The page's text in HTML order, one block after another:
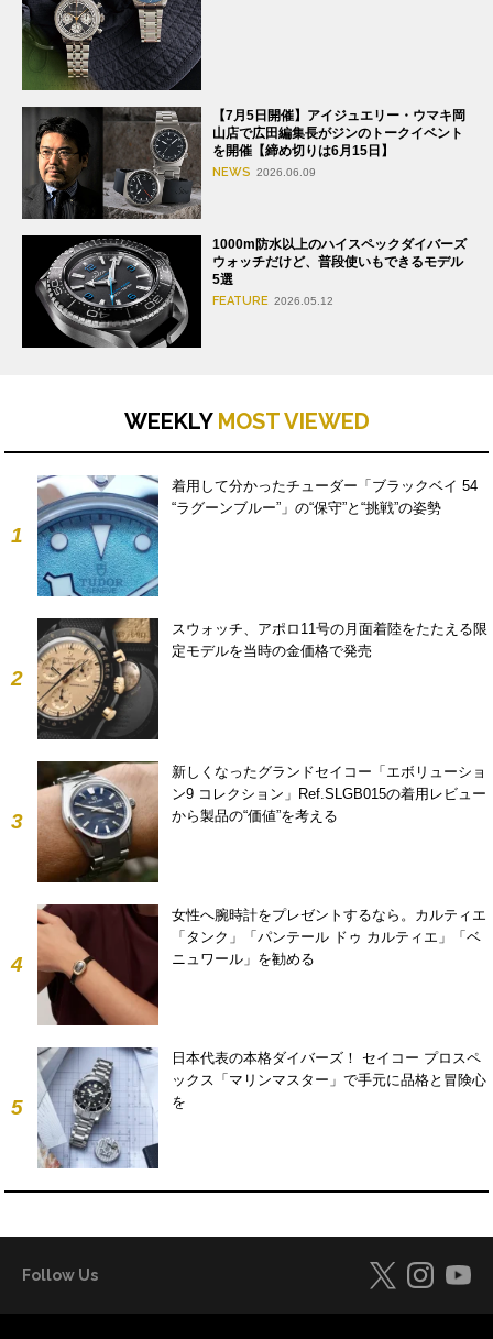
【7月5日開催】アイジュエリー・ウマキ岡
山店で広田編集長がジンのトークイベント
を開催【締め切りは6月15日】
NEWS 2026.06.09
1000m防水以上のハイスペックダイバーズ
ウォッチだけど、普段使いもできるモデル
5選
FEATURE 2026.05.12
WEEKLY MOST VIEWED
1
着用して分かったチューダー「ブラックベイ 54
“ラグーンブルー”」の“保守”と“挑戦”の姿勢
2
スウォッチ、アポロ11号の月面着陸をたたえる限
定モデルを当時の金価格で発売
3
新しくなったグランドセイコー「エボリューショ
ン9 コレクション」Ref.SLGB015の着用レビュー
から製品の“価値”を考える
4
女性へ腕時計をプレゼントするなら。カルティエ
「タンク」「パンテール ドゥ カルティエ」「ベ
ニュワール」を勧める
5
日本代表の本格ダイバーズ！ セイコー プロスペ
ックス「マリンマスター」で手元に品格と冒険心
を
Follow Us